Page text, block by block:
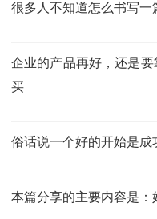
很多人不知道怎么书写一
企业的产品再好，还是
买
俗话说一个好的开始是成
本篇分享的主要内容是